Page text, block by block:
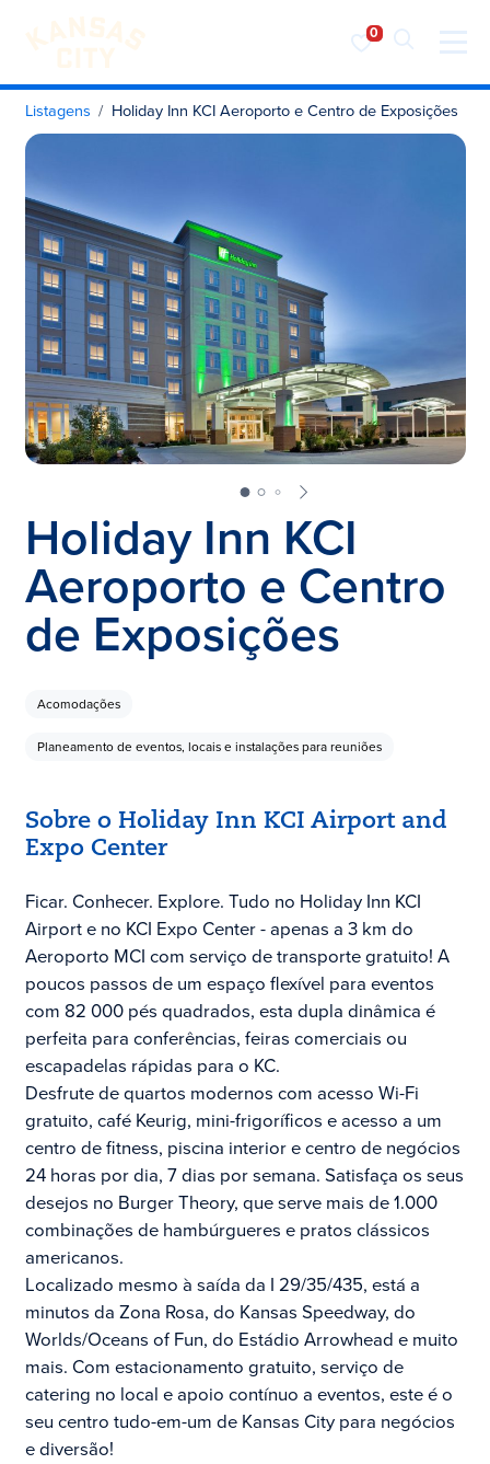
Visite o KC
Saltar para o conteúdo
Listagens Holiday Inn KCI Aeroporto e Centro de Exposições
Holiday Inn KCI
Aeroporto e Centro
de Exposições
Acomodações
Planeamento de eventos, locais e instalações para reuniões
Sobre o Holiday Inn KCI Airport and
Expo Center
Ficar. Conhecer. Explore. Tudo no Holiday Inn KCI
Airport e no KCI Expo Center - apenas a 3 km do
Aeroporto MCI com serviço de transporte gratuito! A
poucos passos de um espaço flexível para eventos
com 82 000 pés quadrados, esta dupla dinâmica é
perfeita para conferências, feiras comerciais ou
escapadelas rápidas para o KC.
Desfrute de quartos modernos com acesso Wi-Fi
gratuito, café Keurig, mini-frigoríficos e acesso a um
centro de fitness, piscina interior e centro de negócios
24 horas por dia, 7 dias por semana. Satisfaça os seus
desejos no Burger Theory, que serve mais de 1.000
combinações de hambúrgueres e pratos clássicos
americanos.
Localizado mesmo à saída da I 29/35/435, está a
minutos da Zona Rosa, do Kansas Speedway, do
Worlds/Oceans of Fun, do Estádio Arrowhead e muito
mais. Com estacionamento gratuito, serviço de
catering no local e apoio contínuo a eventos, este é o
seu centro tudo-em-um de Kansas City para negócios
e diversão!